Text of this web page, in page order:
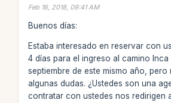
Feb 16, 2018, 09:41 AM
Buenos días:
Estaba interesado en reservar con
4 días para el ingreso al camino Inca
septiembre de este mismo año, pero
algunas dudas. ¿Ustedes son una
contratar con ustedes nos redirigen